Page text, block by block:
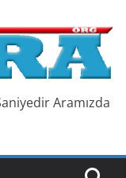
Aramızda